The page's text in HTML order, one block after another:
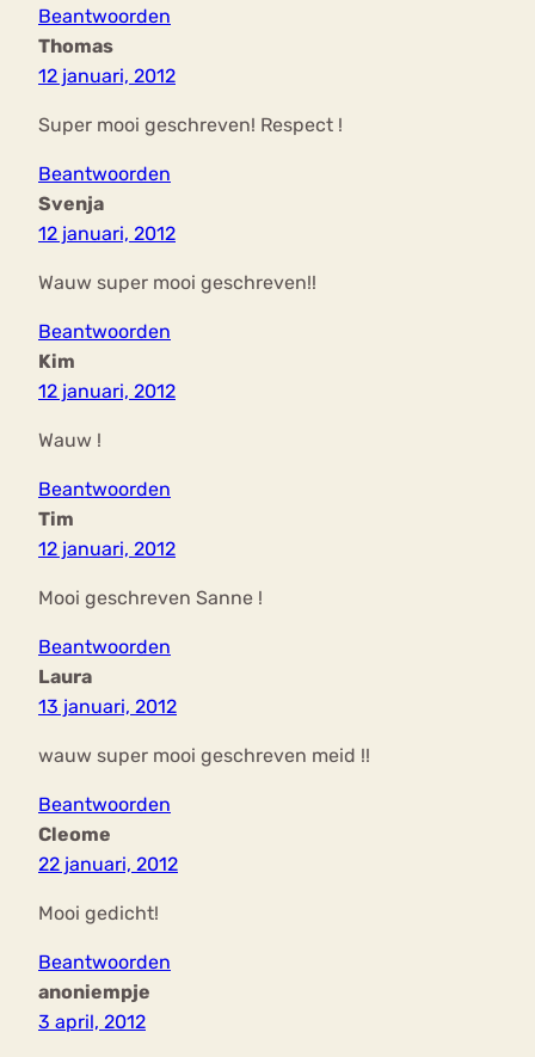
Beantwoorden
Thomas
12 januari, 2012
Super mooi geschreven! Respect !
Beantwoorden
Svenja
12 januari, 2012
Wauw super mooi geschreven!!
Beantwoorden
Kim
12 januari, 2012
Wauw !
Beantwoorden
Tim
12 januari, 2012
Mooi geschreven Sanne !
Beantwoorden
Laura
13 januari, 2012
wauw super mooi geschreven meid !!
Beantwoorden
Cleome
22 januari, 2012
Mooi gedicht!
Beantwoorden
anoniempje
3 april, 2012